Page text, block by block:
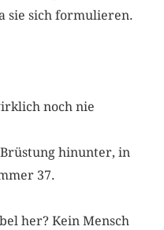
sie sich formulieren.
noch nie
hinunter, in
37.
her? Kein Mensch